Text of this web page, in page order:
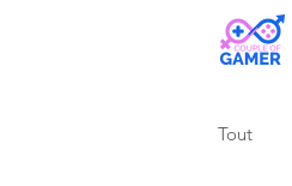
Tout